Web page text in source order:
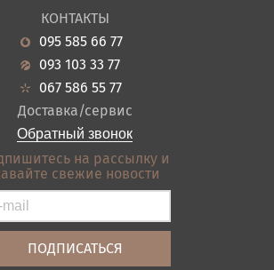
Гостиная
Кухня
Прихожие
Ванная
Акции
О нас
Новости
Гарантия
Кредит
Оплата и доставка
Отзывы
Контакты
Карта сайта
Условия покупки
КОНТАКТЫ
095 585 66 77
093 103 33 77
067 586 55 77
Доставка/сервис
Обратный звонок
на рассылку и
свежие новости